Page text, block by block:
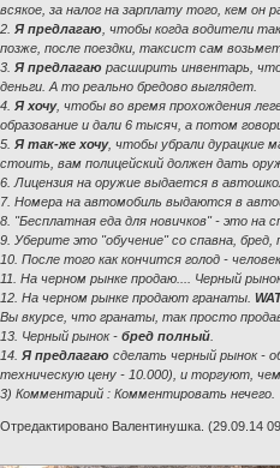
всякое, за налог на зарплату того, кем он
2. Я предлагаю , чтобы когда водители
позже, после поездки, таксист сам
3. Я предлагаю расширить инвентарь,
деньги. А то реально бредово выглядет.
4. Я хочу, чтобы во время прохождения
образование и дали 6 тысяч, а потом
5. Я так-же хочу, чтобы убрали дурацкие
стоить, вам полицейский должен дать
6. Лицензия на оружие выдается в
7. Номера на автомобиль выдаются в
8. "Бесплатная еда для новичков" - это на
9. Уберите это "обучение" со спавна,
10. После того как кончится голод -
11. На черном рынке продаю.... Черный
12. На черном рынке продают гранаты.
Вы вкурсе, что гранаты, так просто
13. Черный рынок -бред полный
14. Я предлагаю сделать черный рынок -
техническую цену - 10.000), и торгуют,
3) Комментарий : Комментировать нечего.
Отредактировано Валентинушка. (29.09.14